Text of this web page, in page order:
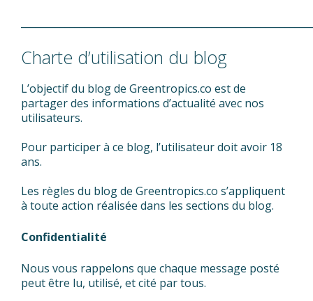
Charte d’utilisation du blog
L’objectif du blog de Greentropics.co est de
partager des informations d’actualité avec nos
utilisateurs.
Pour participer à ce blog, l’utilisateur doit avoir 18
ans.
Les règles du blog de Greentropics.co s’appliquent
à toute action réalisée dans les sections du blog.
Confidentialité
Nous vous rappelons que chaque message posté
peut être lu, utilisé, et cité par tous.